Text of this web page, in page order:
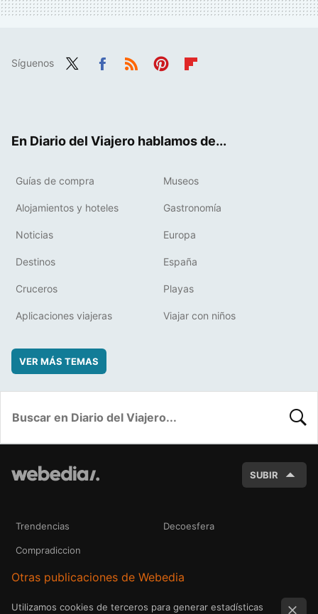
Síguenos
En Diario del Viajero hablamos de...
Guías de compra Museos
Alojamientos y hoteles Gastronomía
Noticias Europa
Destinos España
Cruceros Playas
Aplicaciones viajeras Viajar con niños
VER MÁS TEMAS
SUBIR
Trendencias Decoesfera
Compradiccion
Otras publicaciones de Webedia
Utilizamos cookies de terceros para generar estadísticas